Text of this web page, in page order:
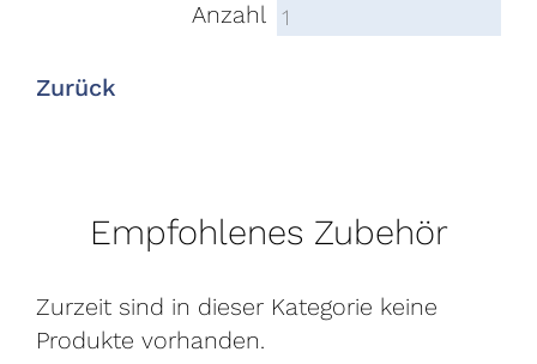
Anzahl
Zurück
Empfohlenes Zubehör
Zurzeit sind in dieser Kategorie keine
Produkte vorhanden.